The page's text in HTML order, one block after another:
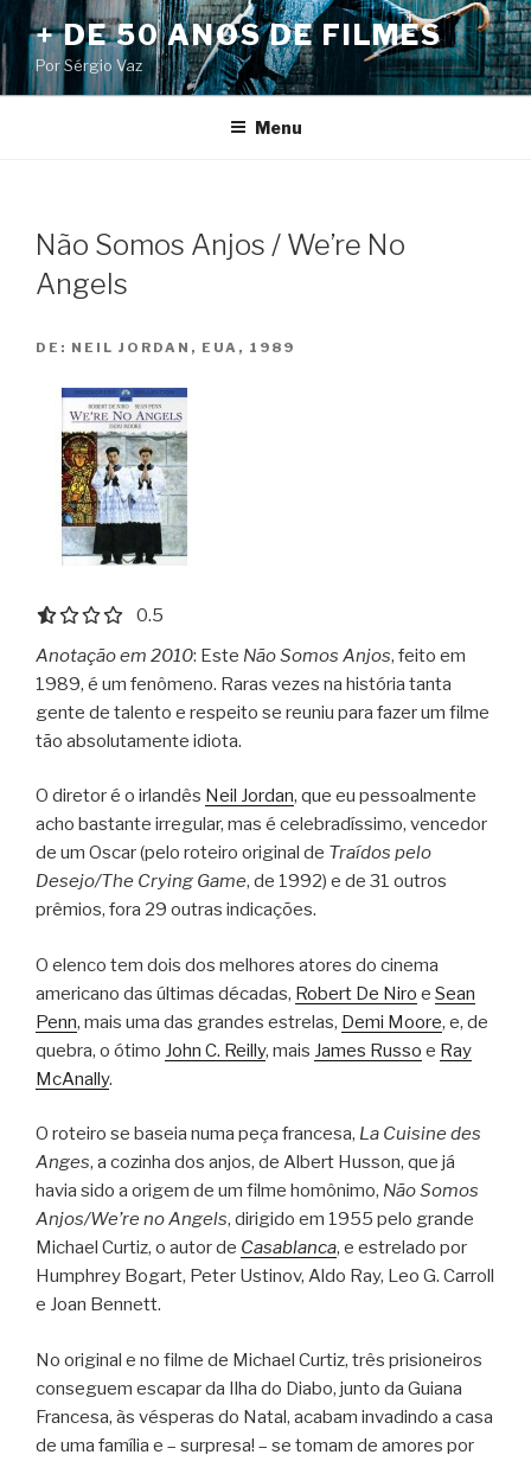
Pular
para
o
conteúdo
+ DE 50 ANOS DE FILMES
Por Sérgio Vaz
Menu
Não Somos Anjos / We’re No
Angels
DE: NEIL JORDAN, EUA, 1989
0.5 out of 5.0 stars
0.5
Anotação em 2010: Este Não Somos Anjos, feito em
1989, é um fenômeno. Raras vezes na história tanta
gente de talento e respeito se reuniu para fazer um filme
tão absolutamente idiota.
O diretor é o irlandês Neil Jordan, que eu pessoalmente
acho bastante irregular, mas é celebradíssimo, vencedor
de um Oscar (pelo roteiro original de Traídos pelo
Desejo/The Crying Game, de 1992) e de 31 outros
prêmios, fora 29 outras indicações.
O elenco tem dois dos melhores atores do cinema
americano das últimas décadas, Robert De Niro e Sean
Penn, mais uma das grandes estrelas, Demi Moore, e, de
quebra, o ótimo John C. Reilly, mais James Russo e Ray
McAnally.
O roteiro se baseia numa peça francesa, La Cuisine des
Anges, a cozinha dos anjos, de Albert Husson, que já
havia sido a origem de um filme homônimo, Não Somos
Anjos/We’re no Angels, dirigido em 1955 pelo grande
Michael Curtiz, o autor de Casablanca, e estrelado por
Humphrey Bogart, Peter Ustinov, Aldo Ray, Leo G. Carroll
e Joan Bennett.
No original e no filme de Michael Curtiz, três prisioneiros
conseguem escapar da Ilha do Diabo, junto da Guiana
Francesa, às vésperas do Natal, acabam invadindo a casa
de uma família e – surpresa! – se tomam de amores por